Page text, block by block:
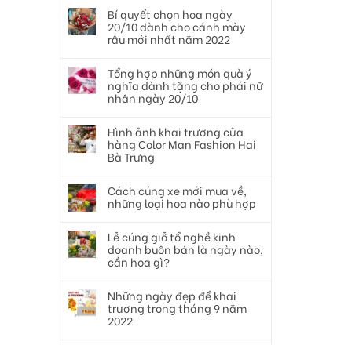
Bí quyết chọn hoa ngày
20/10 dành cho cánh mày
râu mới nhất năm 2022
Tổng hợp những món quà ý
nghĩa dành tặng cho phái nữ
nhân ngày 20/10
Hình ảnh khai trương cửa
hàng Color Man Fashion Hai
Bà Trưng
Cách cúng xe mới mua về,
những loại hoa nào phù hợp
Lễ cúng giỗ tổ nghề kinh
doanh buôn bán là ngày nào,
cần hoa gì?
Những ngày đẹp để khai
trương trong tháng 9 năm
2022